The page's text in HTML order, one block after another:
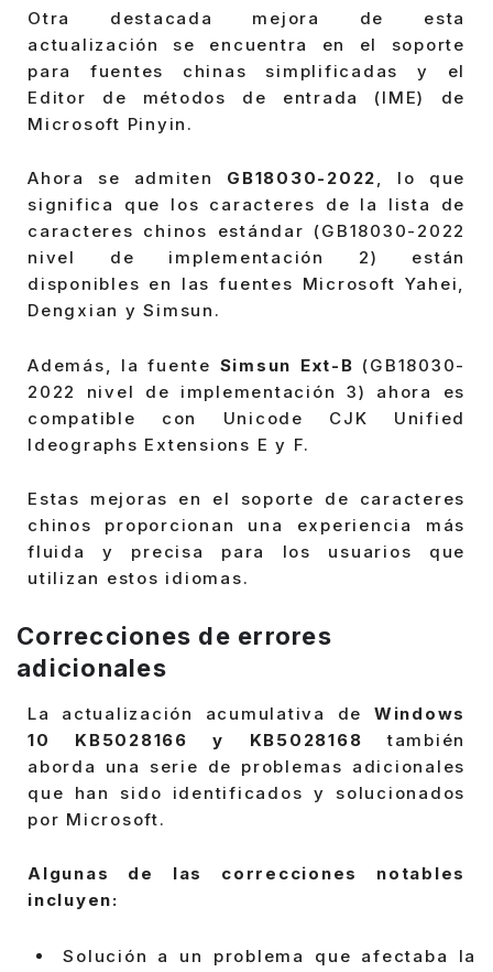
Otra destacada mejora de esta
actualización se encuentra en el soporte
para fuentes chinas simplificadas y el
Editor de métodos de entrada (IME) de
Microsoft Pinyin.
Ahora se admiten GB18030-2022, lo que
significa que los caracteres de la lista de
caracteres chinos estándar (GB18030-2022
nivel de implementación 2) están
disponibles en las fuentes Microsoft Yahei,
Dengxian y Simsun.
Además, la fuente Simsun Ext-B (GB18030-
2022 nivel de implementación 3) ahora es
compatible con Unicode CJK Unified
Ideographs Extensions E y F.
Estas mejoras en el soporte de caracteres
chinos proporcionan una experiencia más
fluida y precisa para los usuarios que
utilizan estos idiomas.
Correcciones de errores
adicionales
La actualización acumulativa de Windows
10 KB5028166 y KB5028168 también
aborda una serie de problemas adicionales
que han sido identificados y solucionados
por Microsoft.
Algunas de las correcciones notables
incluyen:
Solución a un problema que afectaba la